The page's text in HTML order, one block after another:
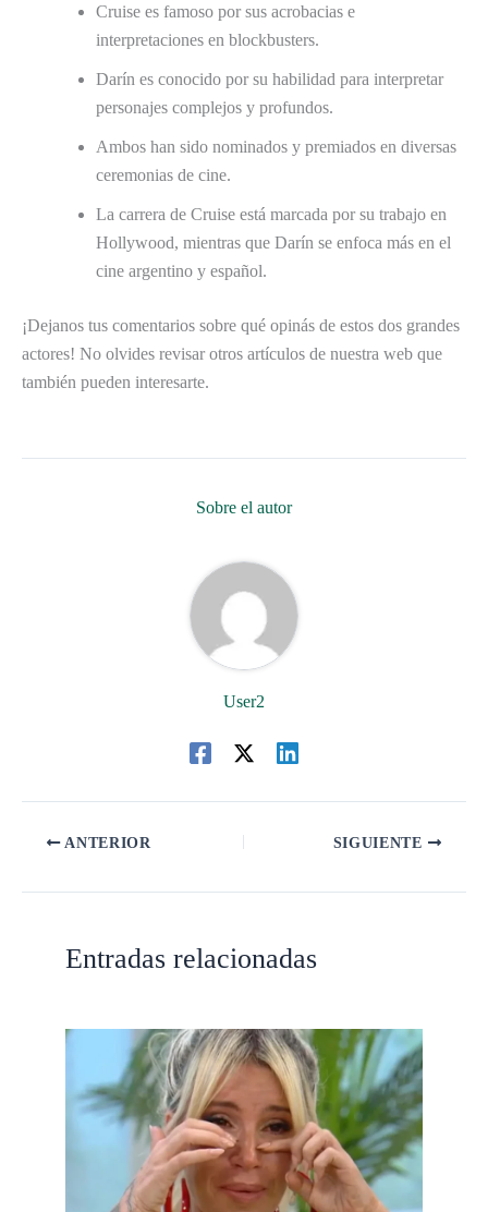
Cruise es famoso por sus acrobacias e
interpretaciones en blockbusters.
Darín es conocido por su habilidad para interpretar
personajes complejos y profundos.
Ambos han sido nominados y premiados en diversas
ceremonias de cine.
La carrera de Cruise está marcada por su trabajo en
Hollywood, mientras que Darín se enfoca más en el
cine argentino y español.
¡Dejanos tus comentarios sobre qué opinás de estos dos grandes
actores! No olvides revisar otros artículos de nuestra web que
también pueden interesarte.
Sobre el autor
User2
ANTERIOR SIGUIENTE
Entradas relacionadas